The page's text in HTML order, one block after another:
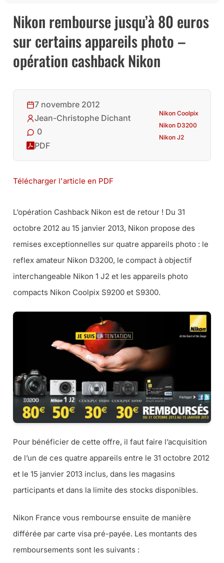
Nikon rembourse jusqu’à 80 euros
sur certains appareils photo –
opération cashback Nikon
7 novembre 2012
Jean-Christophe Dichant
0
PDF
Nikon Coolpix
Nikon D3200
Nikon J2
Télécharger l'article en PDF
L’opération Cashback Nikon est de retour ! Du 31
octobre 2012 au 15 janvier 2013, Nikon propose des
remises exceptionnelles sur quatre appareils photo : le
reflex amateur Nikon D3200, le compact à objectif
interchangeable Nikon 1 J2 et les appareils photo
compacts Nikon Coolpix S9200 et S9300.
Pour bénéficier de cette offre, il faut faire l’acquisition
de l’un de ces quatre appareils entre le 31 octobre 2012
et le 15 janvier 2013 inclus, dans les magasins
participants et dans la limite des stocks disponibles.
Nikon France vous rembourse ensuite de manière
différée par carte visa pré-payée. Les montants des
remboursements sont les suivants :